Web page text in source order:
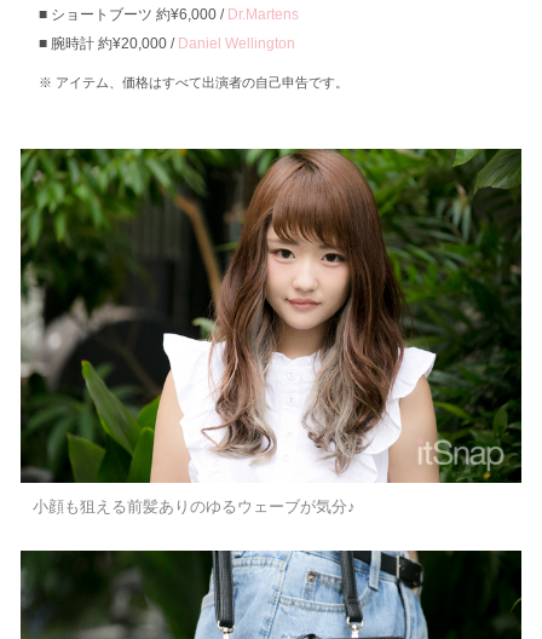
ショートブーツ 約¥6,000 / Dr.Martens
腕時計 約¥20,000 / Daniel Wellington
アイテム、価格はすべて出演者の自己申告です。
小顔も狙える前髪ありのゆるウェーブが気分♪